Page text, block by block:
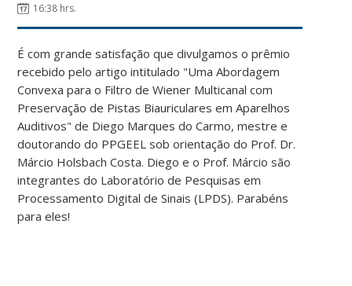
16:38 hrs.
É com grande satisfação que divulgamos o prêmio
recebido pelo artigo intitulado "Uma Abordagem
Convexa para o Filtro de Wiener Multicanal com
Preservação de Pistas Biauriculares em Aparelhos
Auditivos" de Diego Marques do Carmo, mestre e
doutorando do PPGEEL sob orientação do Prof. Dr.
Márcio Holsbach Costa. Diego e o Prof. Márcio são
integrantes do Laboratório de Pesquisas em
Processamento Digital de Sinais (LPDS). Parabéns
para eles!